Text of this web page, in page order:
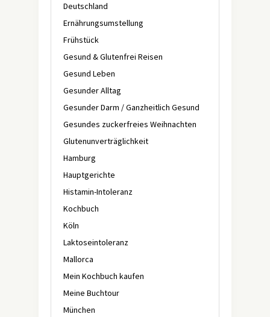
Deutschland
Ernährungsumstellung
Frühstück
Gesund & Glutenfrei Reisen
Gesund Leben
Gesunder Alltag
Gesunder Darm / Ganzheitlich Gesund
Gesundes zuckerfreies Weihnachten
Glutenunverträglichkeit
Hamburg
Hauptgerichte
Histamin-Intoleranz
Kochbuch
Köln
Laktoseintoleranz
Mallorca
Mein Kochbuch kaufen
Meine Buchtour
München